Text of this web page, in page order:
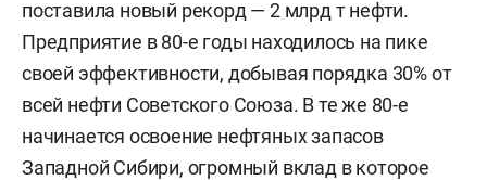
поставила новый рекорд — 2 млрд т нефти.
Предприятие в 80-е годы находилось на пике
своей эффективности, добывая порядка 30% от
всей нефти Советского Союза. В те же 80-е
начинается освоение нефтяных запасов
Западной Сибири, огромный вклад в которое